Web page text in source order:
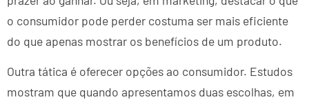
o consumidor pode perder costuma ser mais eficiente
do que apenas mostrar os benefícios de um produto.
Outra tática é oferecer opções ao consumidor. Estudos
mostram que quando apresentamos duas escolhas, em